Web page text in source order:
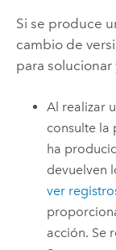
Si se produce
cambio de
para
Al realizar
consulte la
ha
devuelven
ver
acción. Se